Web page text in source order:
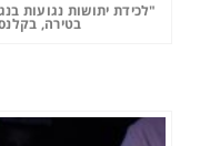
"לכידת יתושות נגועות
בטירה,